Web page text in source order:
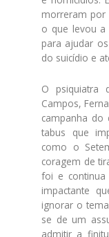
morreram por
o que levou a
para ajudar
do suicídio e
O psiquiatra
Campos,
campanha do
tabus que
como o
coragem de
foi e
impactante
ignorar o
se de um
admitir a